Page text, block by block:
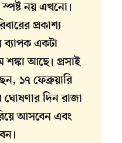
স্পষ্ট নয় এখনো।
প্রকাশ্য
ব্যাপক একটা
আছে। প্রসাই
১৭ ফেব্রুয়ারি
ঘোষণার দিন রাজা
আসবেন এবং